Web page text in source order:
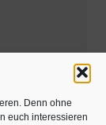
Denn ohne
euch interessieren